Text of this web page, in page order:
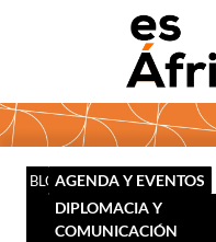
BLOGAGENDA Y EVENTOS
DIPLOMACIA Y
COMUNICACIÓN